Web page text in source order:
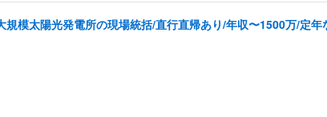
規模太陽光発電所の現場統括/直行直帰あり/年収〜1500万/定年